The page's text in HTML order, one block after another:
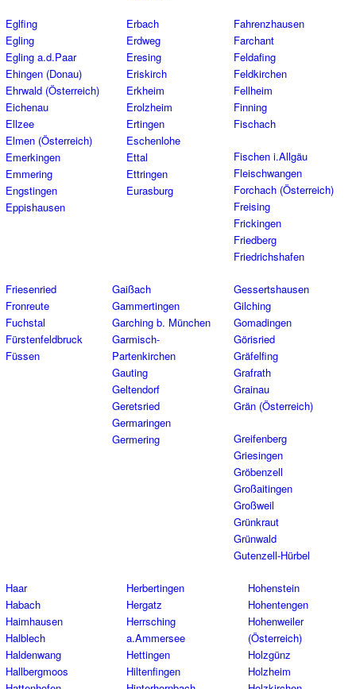
Eglfing
Egling
Egling a.d.Paar
Ehingen (Donau)
Ehrwald (Österreich)
Eichenau
Ellzee
Elmen (Österreich)
Emerkingen
Emmering
Engstingen
Eppishausen
Erbach
Erdweg
Eresing
Eriskirch
Erkheim
Erolzheim
Ertingen
Eschenlohe
Ettal
Ettringen
Eurasburg
Fahrenzhausen
Farchant
Feldafing
Feldkirchen
Fellheim
Finning
Fischach
Fischen i.Allgäu
Fleischwangen
Forchach (Österreich)
Freising
Frickingen
Friedberg
Friedrichshafen
Friesenried
Fronreute
Fuchstal
Fürstenfeldbruck
Füssen
Gaißach
Gammertingen
Garching b. München
Garmisch-
Partenkirchen
Gauting
Geltendorf
Geretsried
Germaringen
Germering
Gessertshausen
Gilching
Gomadingen
Görisried
Gräfelfing
Grafrath
Grainau
Grän (Österreich)
Greifenberg
Griesingen
Gröbenzell
Großaitingen
Großweil
Grünkraut
Grünwald
Gutenzell-Hürbel
Haar
Habach
Haimhausen
Halblech
Haldenwang
Hallbergmoos
Herbertingen
Hergatz
Herrsching
a.Ammersee
Hettingen
Hiltenfingen
Hohenstein
Hohentengen
Hohenweiler
(Österreich)
Holzgünz
Holzheim